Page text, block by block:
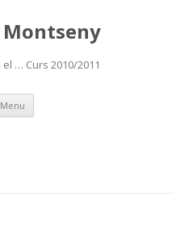
Montseny
el … Curs 2010/2011
Menu Skip
content